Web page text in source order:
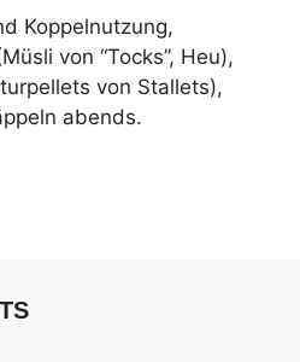
Koppelnutzung,
von “Tocks”, Heu),
von Stallets),
abends.